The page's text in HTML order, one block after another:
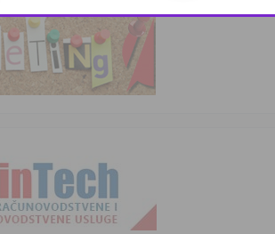
This popup will close in: